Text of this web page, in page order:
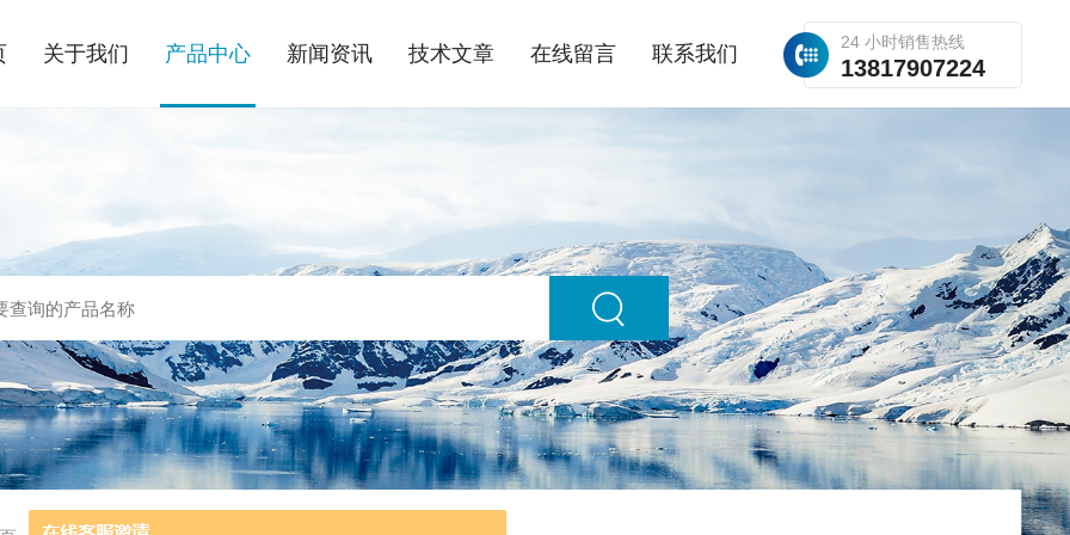
24 小时销售热线
13817907224
关于我们 产品中心 新闻资讯 技术文章 在线留言 联系我们